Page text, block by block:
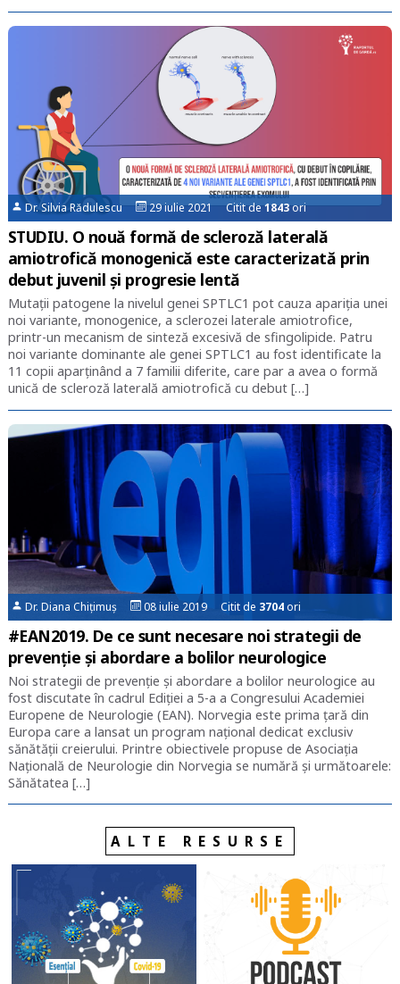
Dr. Silvia Rădulescu 29 iulie 2021 Citit de1843ori
STUDIU. O nouă formă de scleroză laterală
amiotrofică monogenică este caracterizată prin
debut juvenil și progresie lentă
Mutații patogene la nivelul genei SPTLC1 pot cauza apariția unei
noi variante, monogenice, a sclerozei laterale amiotrofice,
printr-un mecanism de sinteză excesivă de sfingolipide. Patru
noi variante dominante ale genei SPTLC1 au fost identificate la
11 copii aparținând a 7 familii diferite, care par a avea o formă
unică de scleroză laterală amiotrofică cu debut […]
Dr. Diana Chițimuș 08 iulie 2019 Citit de 3704ori
#EAN2019. De ce sunt necesare noi strategii de
prevenție și abordare a bolilor neurologice
Noi strategii de prevenție și abordare a bolilor neurologice au
fost discutate în cadrul Ediției a 5-a a Congresului Academiei
Europene de Neurologie (EAN). Norvegia este prima țară din
Europa care a lansat un program național dedicat exclusiv
sănătății creierului. Printre obiectivele propuse de Asociația
Națională de Neurologie din Norvegia se numără și următoarele:
Sănătatea […]
ALTE RESURSE